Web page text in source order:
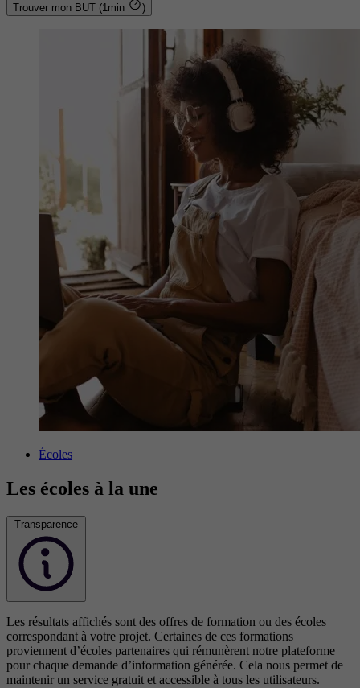
Trouver mon BUT (1min )
Écoles
Les écoles à la une
Transparence
Les résultats affichés sont des offres de formation ou des écoles
correspondant à votre projet. Certaines de ces formations
proviennent d’écoles partenaires qui rémunèrent notre plateforme
pour chaque demande d’information générée. Cela nous permet de
maintenir un service gratuit et accessible à tous les utilisateurs.